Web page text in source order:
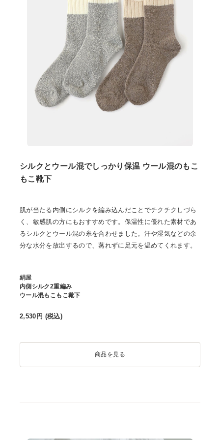
シルクとウール混でしっかり保温 ウール混のもこ
もこ靴下
肌が当たる内側にシルクを編み込んだことでチクチクしづら
く、敏感肌の方にもおすすめです。保温性に優れた素材であ
るシルクとウール混の糸を合わせました。汗や湿気などの余
分な水分を放出するので、蒸れずに足元を温めてくれます。
絹屋
内側シルク2重編み
ウール混もこもこ靴下
2,530 円 (税込)
商品を見る